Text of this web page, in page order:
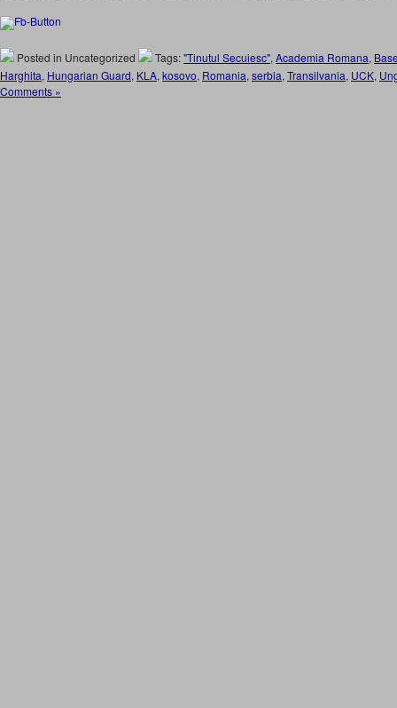
Posted in Uncategorized Tags:"Tinutul Secuiesc", Academia Romana,
Harghita, Hungarian Guard, KLA, kosovo, Romania, serbia, Transilvania, UCK,
Comments »